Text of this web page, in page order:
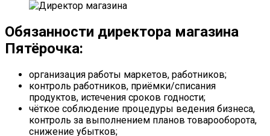
Обязанности директора магазина
Пятёрочка:
организация работы маркетов, работников;
контроль работников, приёмки/списания
продуктов, истечения сроков годности;
чёткое соблюдение процедуры ведения бизнеса,
контроль за выполнением планов товарооборота,
снижение убытков;